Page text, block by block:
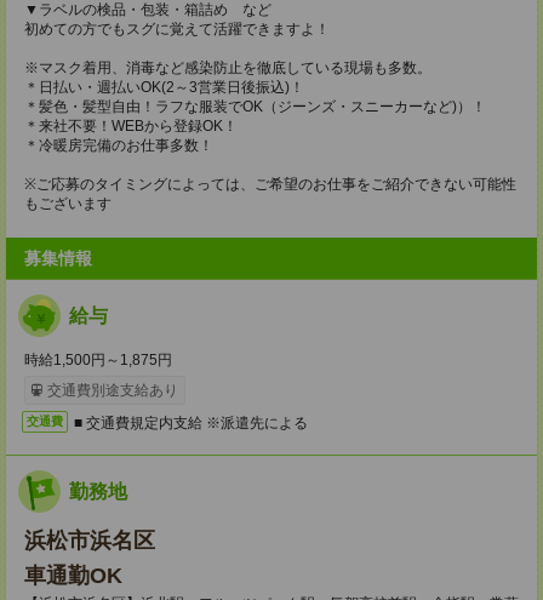
▼ラベルの検品・包装・箱詰め など
初めての方でもスグに覚えて活躍できますよ！
※マスク着用、消毒など感染防止を徹底している現場も多数。
＊日払い・週払いOK(2～3営業日後振込)！
＊髪色・髪型自由！ラフな服装でOK（ジーンズ・スニーカーなど)）！
＊来社不要！WEBから登録OK！
＊冷暖房完備のお仕事多数！
※ご応募のタイミングによっては、ご希望のお仕事をご紹介できない可能性
もございます
募集情報
給与
時給1,500円～1,875円
交通費別途支給あり
交通費 ■ 交通費規定内支給 ※派遣先による
勤務地
浜松市浜名区
車通勤OK